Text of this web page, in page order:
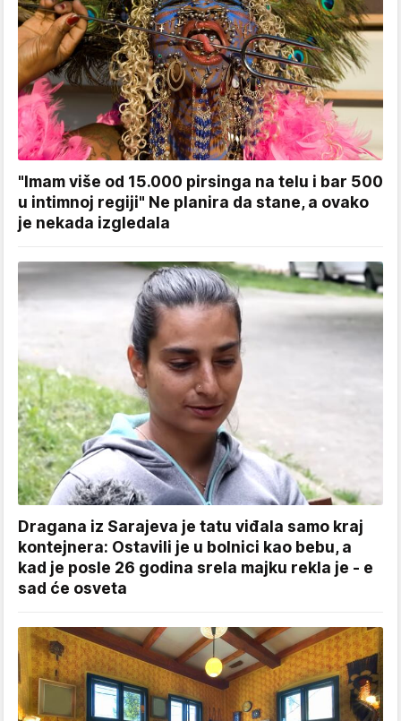
"Imam više od 15.000 pirsinga na telu i bar 500
u intimnoj regiji" Ne planira da stane, a ovako
je nekada izgledala
Dragana iz Sarajeva je tatu viđala samo kraj
kontejnera: Ostavili je u bolnici kao bebu, a
kad je posle 26 godina srela majku rekla je - e
sad će osveta